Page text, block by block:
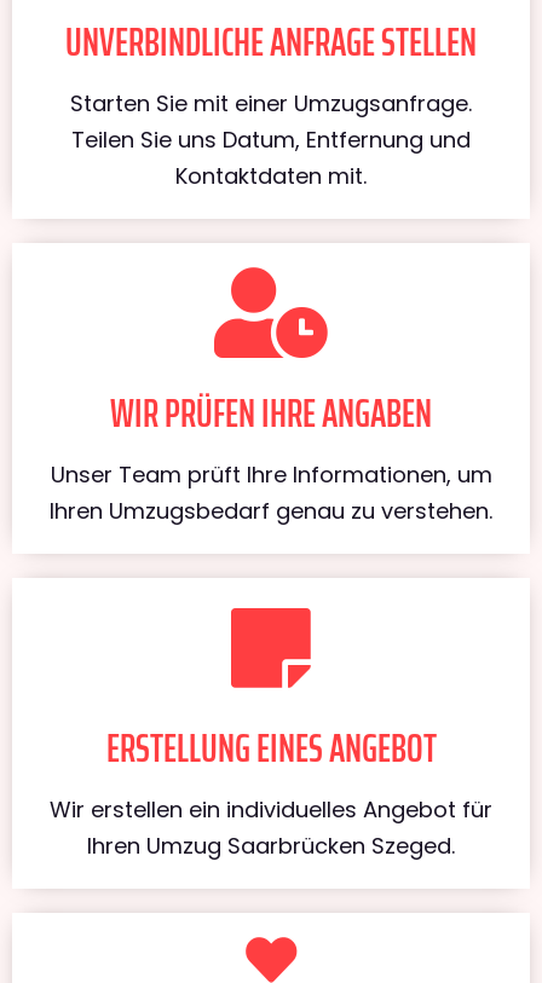
UNVERBINDLICHE ANFRAGE STELLEN
Starten Sie mit einer Umzugsanfrage.
Teilen Sie uns Datum, Entfernung und
Kontaktdaten mit.
WIR PRÜFEN IHRE ANGABEN
Unser Team prüft Ihre Informationen, um
Ihren Umzugsbedarf genau zu verstehen.
ERSTELLUNG EINES ANGEBOT
Wir erstellen ein individuelles Angebot für
Ihren Umzug Saarbrücken Szeged.